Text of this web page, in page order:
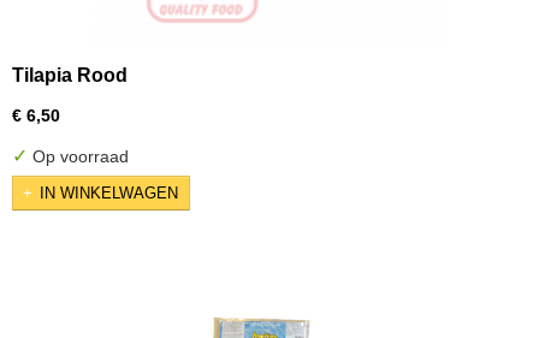
Tilapia Rood
€ 6,50
✓ Op voorraad
IN WINKELWAGEN